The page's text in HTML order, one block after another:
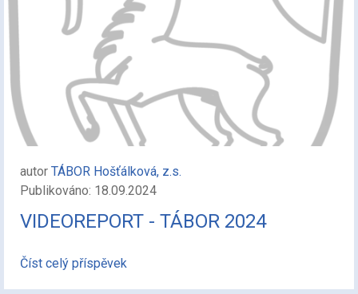
autor TÁBOR Hošťálková, z.s.
Publikováno: 18.09.2024
VIDEOREPORT - TÁBOR 2024
Číst celý příspěvek